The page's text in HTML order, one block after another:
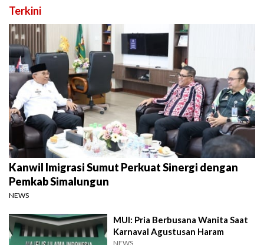
Terkini
Kanwil Imigrasi Sumut Perkuat Sinergi dengan
Pemkab Simalungun
NEWS
MUI: Pria Berbusana Wanita Saat
Karnaval Agustusan Haram
NEWS